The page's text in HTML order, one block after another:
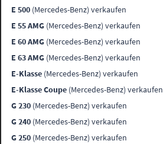
E 500 (Mercedes-Benz) verkaufen
E 55 AMG (Mercedes-Benz) verkaufen
E 60 AMG (Mercedes-Benz) verkaufen
E 63 AMG (Mercedes-Benz) verkaufen
E-Klasse (Mercedes-Benz) verkaufen
E-Klasse Coupe (Mercedes-Benz) verkaufen
G 230 (Mercedes-Benz) verkaufen
G 240 (Mercedes-Benz) verkaufen
G 250 (Mercedes-Benz) verkaufen